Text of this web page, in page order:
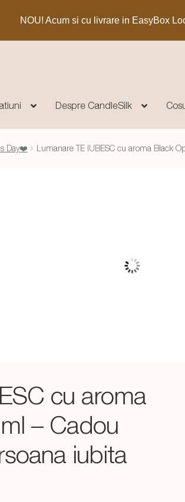
Despre CandleSilk
Day❤️ Lumanare TE IUBESC cu aroma Black
cu aroma
– Cadou
iubita
NOU! Acum si cu livrare in EasyBox